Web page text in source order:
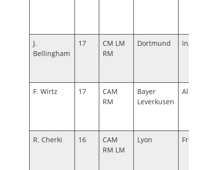
J.
Bellingham
17
CM LM
RM
Dortmund Inglaterra
F. Wirtz 17
CAM
RM
Bayer
Leverkusen
Alemania
R. Cherki 16
CAM
RM LM
Lyon Francia